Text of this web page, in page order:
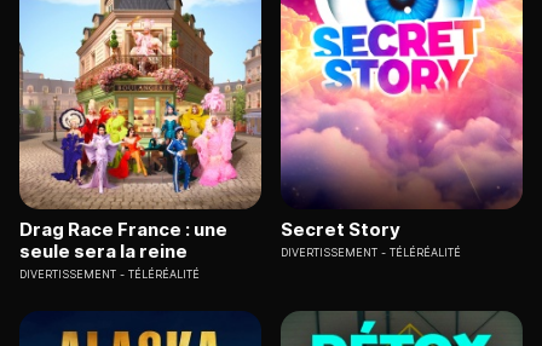
Drag Race France : une
seule sera la reine
DIVERTISSEMENT TÉLÉRÉALITÉ
Secret Story
DIVERTISSEMENT TÉLÉRÉALITÉ